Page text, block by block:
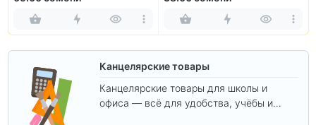
Канцелярские товары
Канцелярские товары для школы и
офиса — всё для удобства, учёбы и